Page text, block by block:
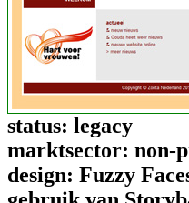
status: legacy
marktsector: non-
design: Fuzzy